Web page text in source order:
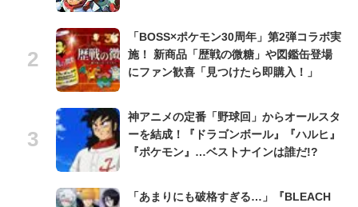
「BOSS×ポケモン30周年」第2弾コラボ実
施！ 新商品「歴戦の微糖」や図鑑缶登場
にファン歓喜「見つけたら即購入！」
神アニメの定番「野球回」からオールスタ
ーを結成！『ドラゴンボール』『ハルヒ』
『ポケモン』…ベストナインは誰だ!?
「あまりにも破格すぎる…」『BLEACH